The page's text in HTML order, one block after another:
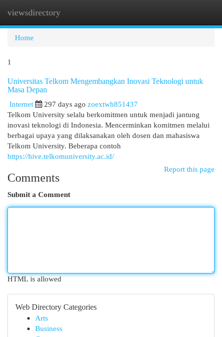
viewsdirectory
Home
1
Universitas Telkom Mengembangkan Inovasi Teknologi untuk
Masa Depan
Internet
297 days ago zoextwh851437
Telkom University selalu berkomitmen untuk menjadi jantung
inovasi teknologi di Indonesia. Mencerminkan komitmen melalui
berbagai upaya yang dilaksanakan oleh dosen dan mahasiswa
Telkom University. Beberapa contoh
https://hive.telkomuniversity.ac.id/
Report this page
Comments
Submit a Comment
HTML is allowed
Web Directory Categories
Arts
Business